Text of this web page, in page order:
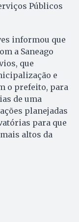
Públicos
informou que
a Saneago
que
e
o prefeito, para
de uma
planejadas
para que
altos da